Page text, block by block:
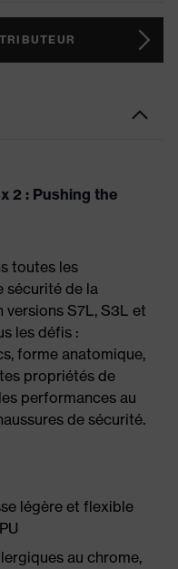
2 : Pushing the
toutes les
sécurité de la
versions S7L, S3L et
les défis :
forme anatomique,
propriétés de
performances au
de sécurité.
légère et flexible
au chrome,